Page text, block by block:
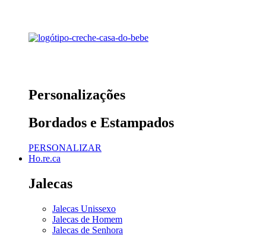
Personalizações
Bordados e Estampados
PERSONALIZAR
Ho.re.ca
Jalecas
Jalecas Unissexo
Jalecas de Homem
Jalecas de Senhora